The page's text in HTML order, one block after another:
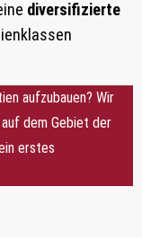
diversifizierte
aufzubauen? Wir
dem Gebiet der
erstes